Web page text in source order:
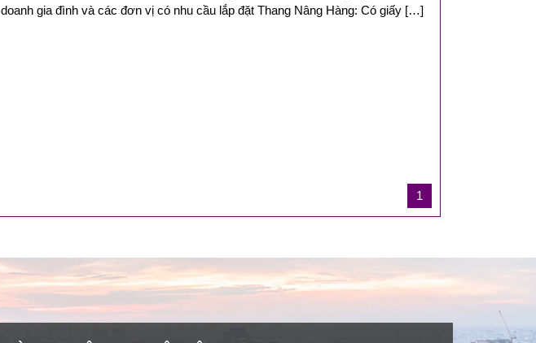
doanh gia đình và các đơn vị có nhu cầu lắp đặt Thang Nâng Hàng: Có giấy […]
1